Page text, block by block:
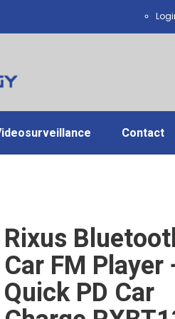
Contact
Rixus
Car FM Player
Quick PD Car